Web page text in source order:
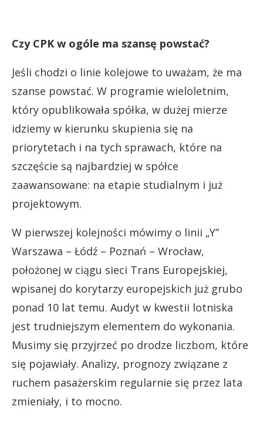
Czy CPK w ogóle ma szansę powstać?
Jeśli chodzi o linie kolejowe to uważam, że ma
szanse powstać. W programie wieloletnim,
który opublikowała spółka, w dużej mierze
idziemy w kierunku skupienia się na
priorytetach i na tych sprawach, które na
szczęście są najbardziej w spółce
zaawansowane: na etapie studialnym i już
projektowym.
W pierwszej kolejności mówimy o linii „Y”
Warszawa – Łódź – Poznań – Wrocław,
położonej w ciągu sieci Trans Europejskiej,
wpisanej do korytarzy europejskich już grubo
ponad 10 lat temu. Audyt w kwestii lotniska
jest trudniejszym elementem do wykonania.
Musimy się przyjrzeć po drodze liczbom, które
się pojawiały. Analizy, prognozy związane z
ruchem pasażerskim regularnie się przez lata
zmieniały, i to mocno.